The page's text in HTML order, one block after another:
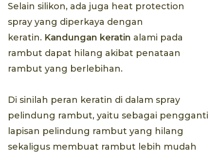
Selain silikon, ada juga heat protection
spray yang diperkaya dengan
keratin. Kandungan keratin alami pada
rambut dapat hilang akibat penataan
rambut yang berlebihan.
Di sinilah peran keratin di dalam spray
pelindung rambut, yaitu sebagai pengganti
lapisan pelindung rambut yang hilang
sekaligus membuat rambut lebih mudah